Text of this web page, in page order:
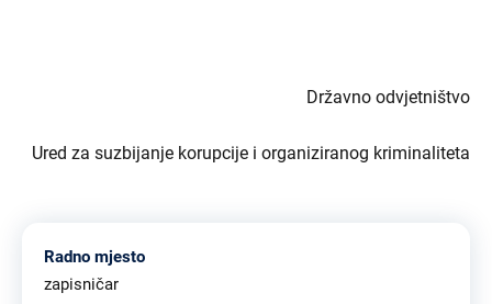
Državno odvjetništvo
Ured za suzbijanje korupcije i organiziranog kriminaliteta
Radno mjesto
zapisničar